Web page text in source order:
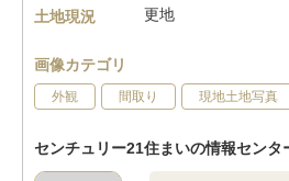
土地現況
更地
画像カテゴリ
外観 間取り 現地土地写真
センチュリー21住まいの情報センタ